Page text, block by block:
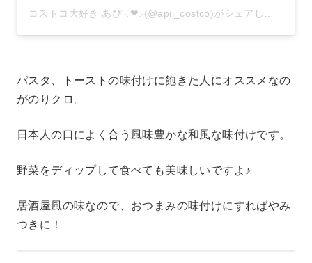
パスタ、トーストの味付けに飽きた人にオススメなの
がのりクロ。
日本人の口によく合う風味豊かな和風な味付けです。
野菜をディップして食べても美味しいですよ♪
居酒屋風の味なので、おつまみの味付けにすればやみ
つきに！